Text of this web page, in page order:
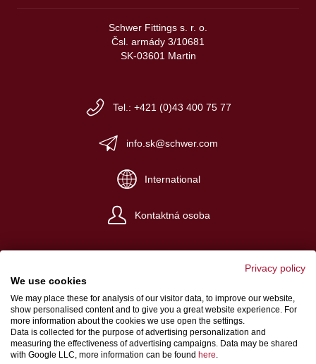
Schwer Fittings s. r. o.
Čsl. armády 3/10681
SK-03601 Martin
Tel.: +421 (0)43 400 75 77
info.sk@schwer.com
International
Kontaktná osoba
Impresum
Obchodné a dodacie podmienky
Ochrana osobných údajov
Privacy policy
We use cookies
We may place these for analysis of our visitor data, to improve our website,
show personalised content and to give you a great website experience. For
more information about the cookies we use open the settings.
Data is collected for the purpose of advertising personalization and
measuring the effectiveness of advertising campaigns. Data may be shared
with Google LLC, more information can be found here.